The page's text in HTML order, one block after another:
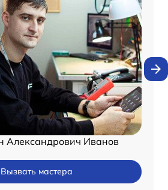
Александрович Иванов
Вызвать мастера